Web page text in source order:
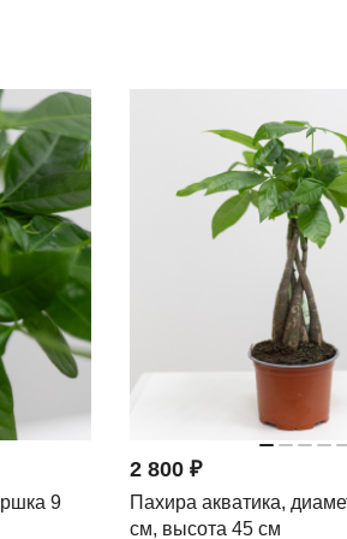
9
2 800 ₽
Пахира акватика,
см, высота 45 см